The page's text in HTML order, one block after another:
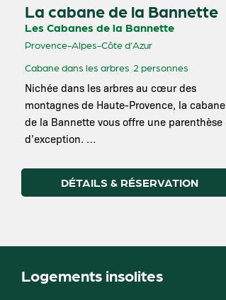
La cabane de la Bannette
Les Cabanes de la Bannette
Provence-Alpes-Côte d'Azur
Cabane dans les arbres 2 personnes
Nichée dans les arbres au cœur des
montagnes de Haute-Provence, la cabane
de la Bannette vous offre une parenthèse
d’exception. …
DÉTAILS & RÉSERVATION
Logements insolites